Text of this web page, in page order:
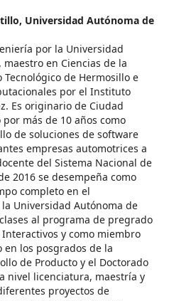
Universidad Autónoma de
por la Universidad
en Ciencias de la
de Hermosillo e
por el Instituto
Es originario de Ciudad
más de 10 años como
de soluciones de software
empresas automotrices a
del Sistema Nacional de
2016 se desempeña como
completo en el
Universidad Autónoma de
al programa de pregrado
y como miembro
en los posgrados de la
de Producto y el Doctorado
nivel licenciatura, maestría y
proyectos de